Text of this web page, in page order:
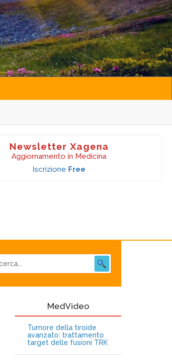
Newsletter Xagena
Aggiornamento in Medicina
Iscrizione Free
MedVideo
Tumore della tiroide
avanzato: trattamento
target delle fusioni TRK